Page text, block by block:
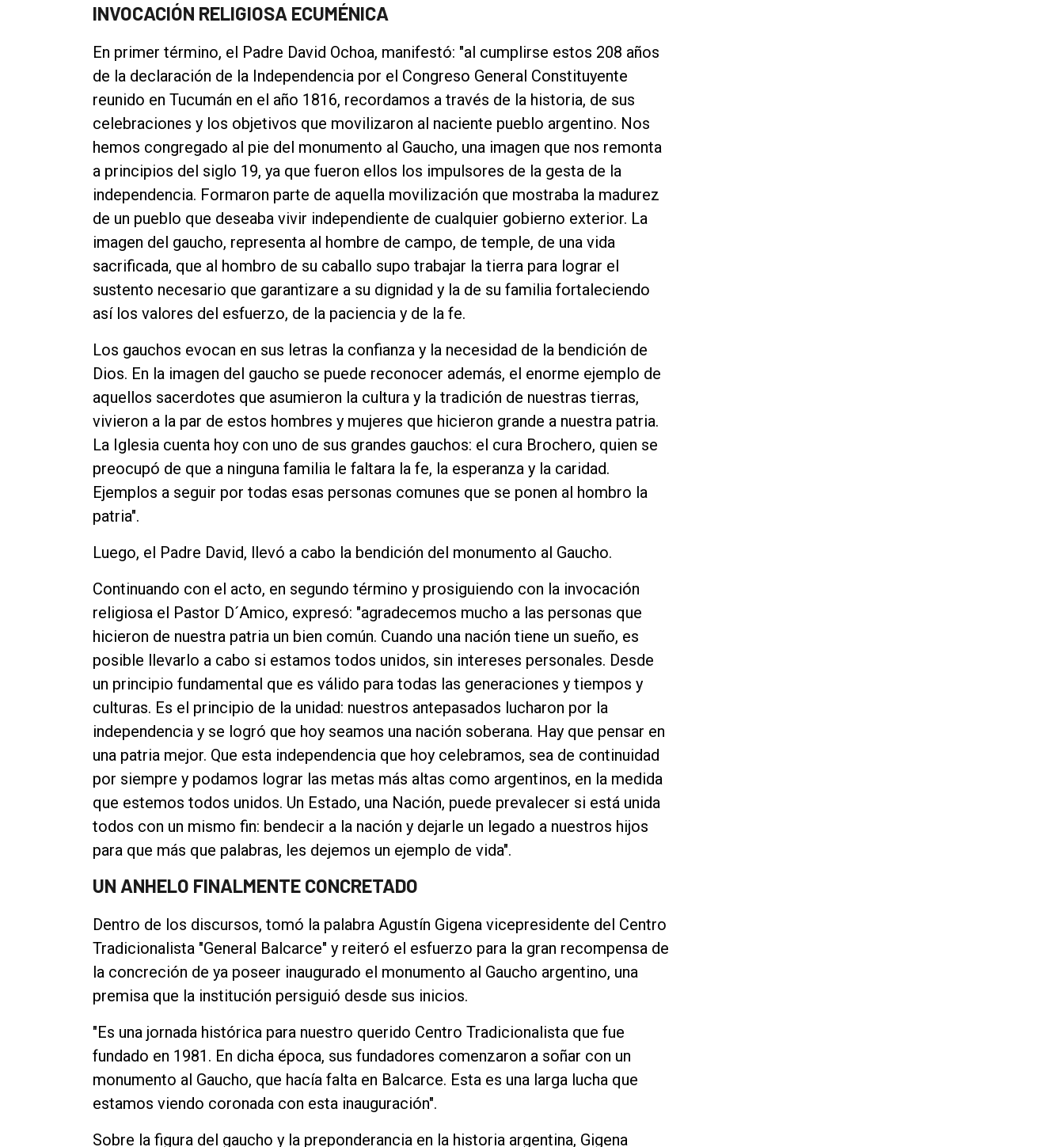
INVOCACIÓN RELIGIOSA ECUMÉNICA
En primer término, el Padre David Ochoa, manifestó: "al cumplirse estos 208 años
de la declaración de la Independencia por el Congreso General Constituyente
reunido en Tucumán en el año 1816, recordamos a través de la historia, de sus
celebraciones y los objetivos que movilizaron al naciente pueblo argentino. Nos
hemos congregado al pie del monumento al Gaucho, una imagen que nos remonta
a principios del siglo 19, ya que fueron ellos los impulsores de la gesta de la
independencia. Formaron parte de aquella movilización que mostraba la madurez
de un pueblo que deseaba vivir independiente de cualquier gobierno exterior. La
imagen del gaucho, representa al hombre de campo, de temple, de una vida
sacrificada, que al hombro de su caballo supo trabajar la tierra para lograr el
sustento necesario que garantizare a su dignidad y la de su familia fortaleciendo
así los valores del esfuerzo, de la paciencia y de la fe.
Los gauchos evocan en sus letras la confianza y la necesidad de la bendición de
Dios. En la imagen del gaucho se puede reconocer además, el enorme ejemplo de
aquellos sacerdotes que asumieron la cultura y la tradición de nuestras tierras,
vivieron a la par de estos hombres y mujeres que hicieron grande a nuestra patria.
La Iglesia cuenta hoy con uno de sus grandes gauchos: el cura Brochero, quien se
preocupó de que a ninguna familia le faltara la fe, la esperanza y la caridad.
Ejemplos a seguir por todas esas personas comunes que se ponen al hombro la
patria".
Luego, el Padre David, llevó a cabo la bendición del monumento al Gaucho.
Continuando con el acto, en segundo término y prosiguiendo con la invocación
religiosa el Pastor D´Amico, expresó: "agradecemos mucho a las personas que
hicieron de nuestra patria un bien común. Cuando una nación tiene un sueño, es
posible llevarlo a cabo si estamos todos unidos, sin intereses personales. Desde
un principio fundamental que es válido para todas las generaciones y tiempos y
culturas. Es el principio de la unidad: nuestros antepasados lucharon por la
independencia y se logró que hoy seamos una nación soberana. Hay que pensar en
una patria mejor. Que esta independencia que hoy celebramos, sea de continuidad
por siempre y podamos lograr las metas más altas como argentinos, en la medida
que estemos todos unidos. Un Estado, una Nación, puede prevalecer si está unida
todos con un mismo fin: bendecir a la nación y dejarle un legado a nuestros hijos
para que más que palabras, les dejemos un ejemplo de vida".
UN ANHELO FINALMENTE CONCRETADO
Dentro de los discursos, tomó la palabra Agustín Gigena vicepresidente del Centro
Tradicionalista "General Balcarce" y reiteró el esfuerzo para la gran recompensa de
la concreción de ya poseer inaugurado el monumento al Gaucho argentino, una
premisa que la institución persiguió desde sus inicios.
"Es una jornada histórica para nuestro querido Centro Tradicionalista que fue
fundado en 1981. En dicha época, sus fundadores comenzaron a soñar con un
monumento al Gaucho, que hacía falta en Balcarce. Esta es una larga lucha que
estamos viendo coronada con esta inauguración".
Sobre la figura del gaucho y la preponderancia en la historia argentina, Gigena